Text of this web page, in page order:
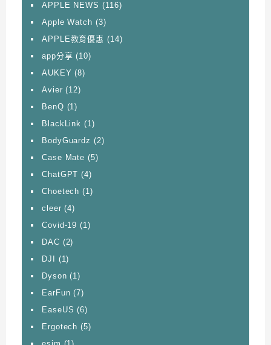
APPLE NEWS (116)
Apple Watch (3)
APPLE教育優惠 (14)
app分享 (10)
AUKEY (8)
Avier (12)
BenQ (1)
BlackLink (1)
BodyGuardz (2)
Case Mate (5)
ChatGPT (4)
Choetech (1)
cleer (4)
Covid-19 (1)
DAC (2)
DJI
(1)
Dyson (1)
EarFun (7)
EaseUS (6)
Ergotech (5)